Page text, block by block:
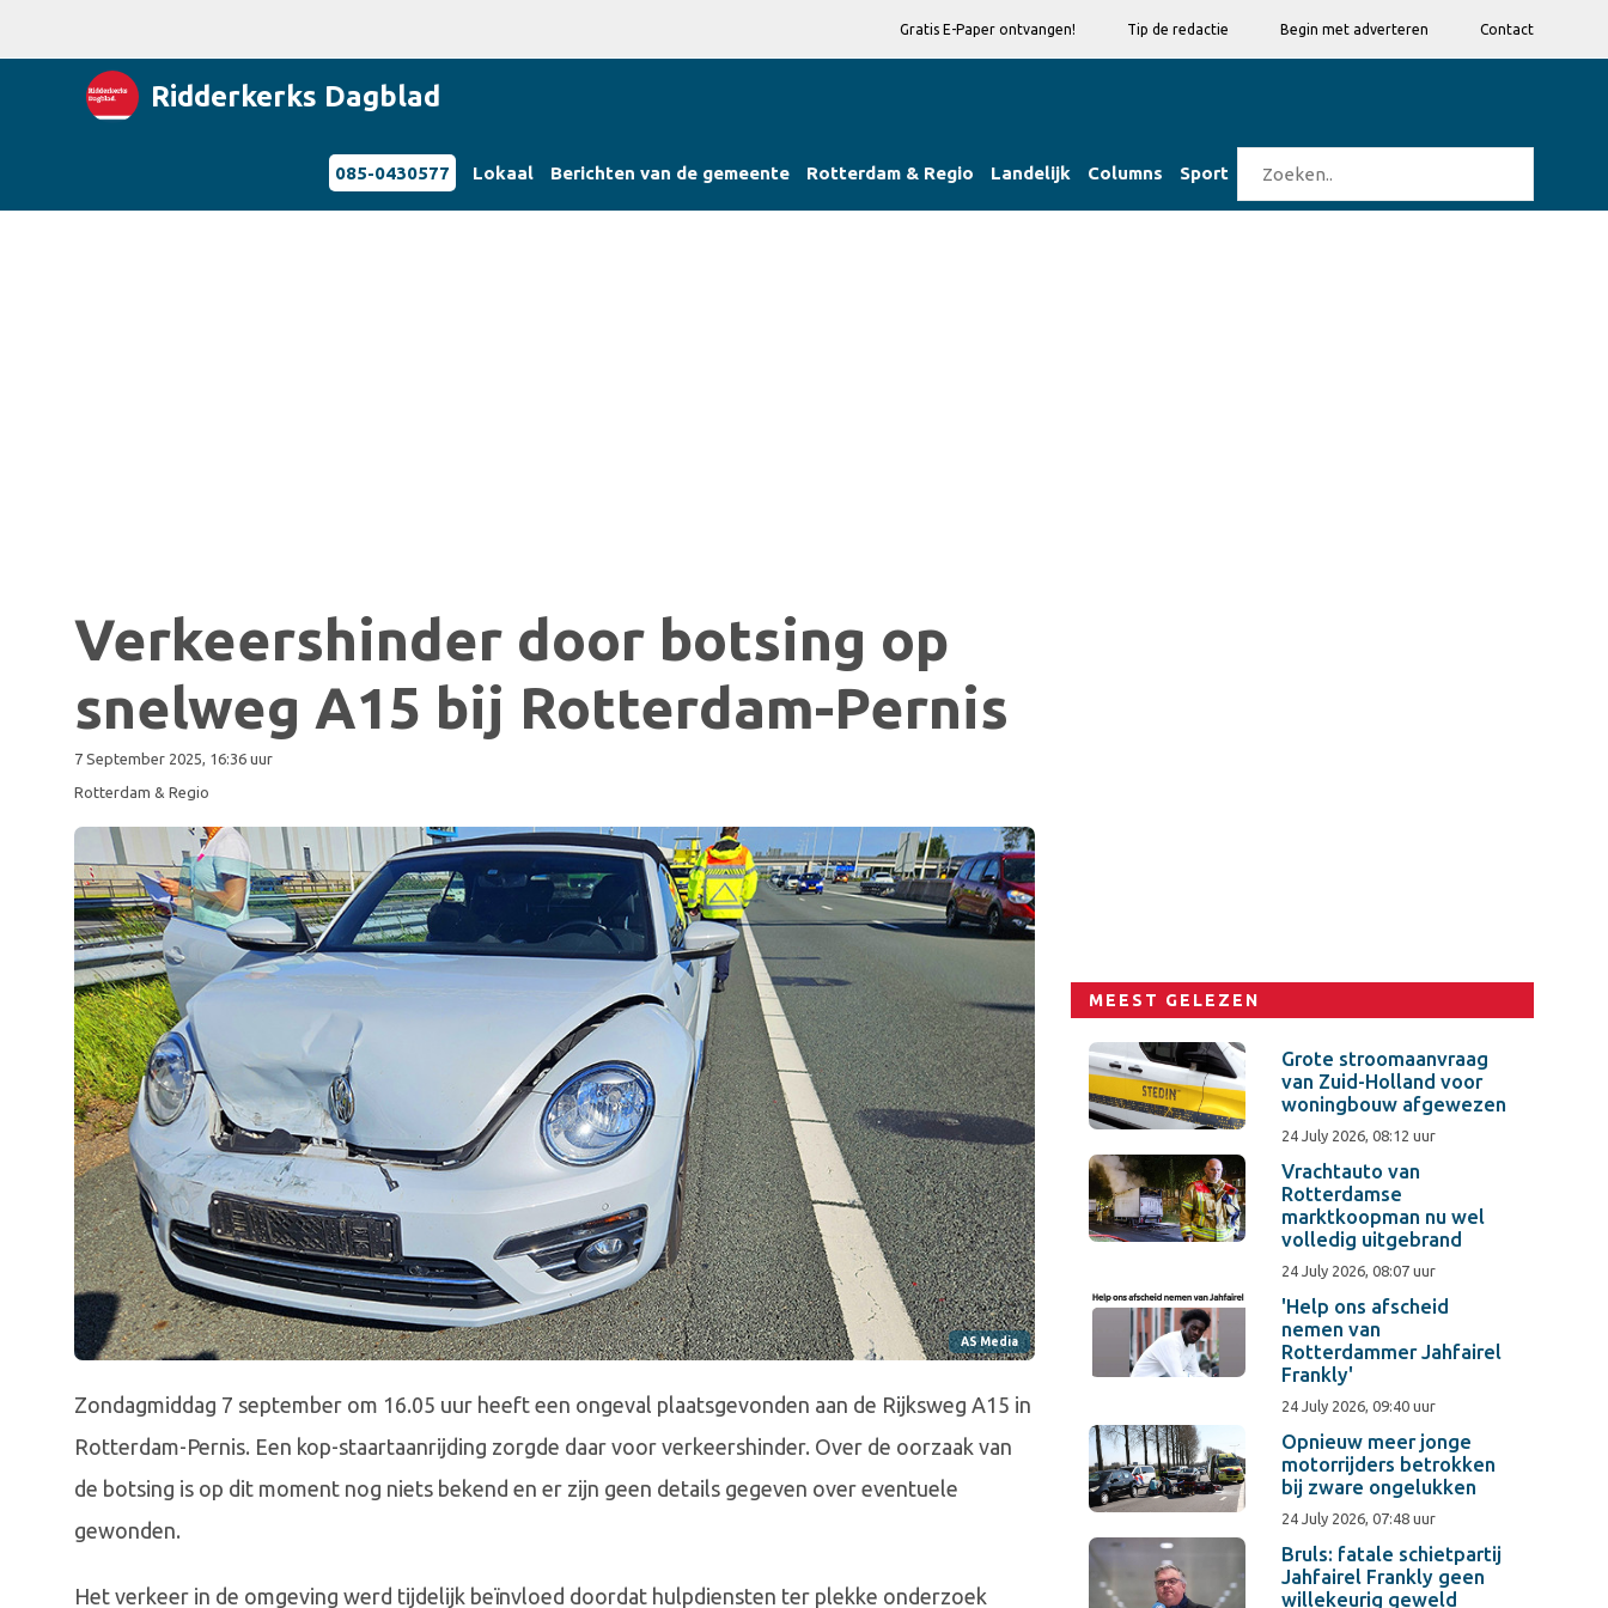
Gratis E-Paper ontvangen! Tip de redactie Begin met adverteren Contact
Ridderkerks Dagblad
085-0430577 Lokaal Berichten van de gemeente Rotterdam & Regio Landelijk Columns Sport
Verkeershinder door botsing op
snelweg A15 bij Rotterdam-Pernis
7 September 2025, 16:36 uur
Rotterdam & Regio
AS Media
Zondagmiddag 7 september om 16.05 uur heeft een ongeval plaatsgevonden aan de Rijksweg A15 in
Rotterdam-Pernis. Een kop-staartaanrijding zorgde daar voor verkeershinder. Over de oorzaak van
de botsing is op dit moment nog niets bekend en er zijn geen details gegeven over eventuele
gewonden.
Het verkeer in de omgeving werd tijdelijk beïnvloed doordat hulpdiensten ter plekke onderzoek
MEEST GELEZEN
Grote stroomaanvraag
van Zuid-Holland voor
woningbouw afgewezen
24 July 2026, 08:12 uur
Vrachtauto van
Rotterdamse
marktkoopman nu wel
volledig uitgebrand
24 July 2026, 08:07 uur
'Help ons afscheid
nemen van
Rotterdammer Jahfairel
Frankly'
24 July 2026, 09:40 uur
Opnieuw meer jonge
motorrijders betrokken
bij zware ongelukken
24 July 2026, 07:48 uur
Bruls: fatale schietpartij
Jahfairel Frankly geen
willekeurig geweld